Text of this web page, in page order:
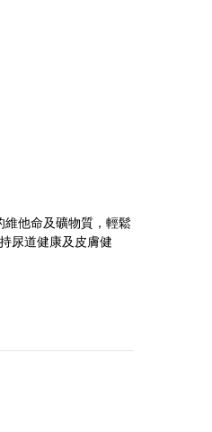
他命及礦物質，輕鬆
尿道健康及皮膚健